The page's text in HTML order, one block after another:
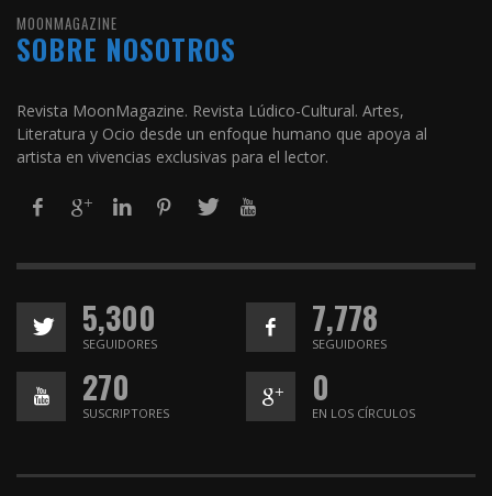
MOONMAGAZINE
SOBRE NOSOTROS
Revista MoonMagazine. Revista Lúdico-Cultural. Artes,
Literatura y Ocio desde un enfoque humano que apoya al
artista en vivencias exclusivas para el lector.
5,300
SEGUIDORES
7,778
SEGUIDORES
270
SUSCRIPTORES
0
EN LOS CÍRCULOS